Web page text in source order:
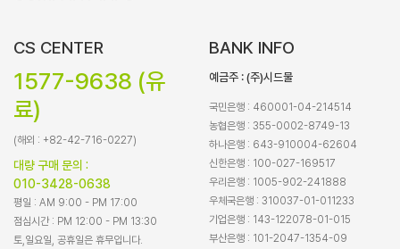
CS CENTER
1577-9638 (유
료)
(해외 : +82-42-716-0227)
대량 구매 문의 :
010-3428-0638
평일 : AM 9:00 - PM 17:00
점심시간 : PM 12:00 - PM 13:30
토,일요일, 공휴일은 휴무입니다.
BANK INFO
예금주 : (주)시드물
국민은행 : 460001-04-214514
농협은행 : 355-0002-8749-13
하나은행 : 643-910004-62604
신한은행 : 100-027-169517
우리은행 : 1005-902-241888
우체국은행 : 310037-01-011233
기업은행 : 143-122078-01-015
부산은행 : 101-2047-1354-09